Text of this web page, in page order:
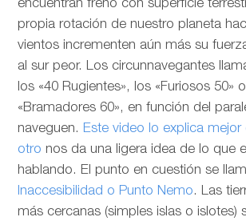
encuentran freno con superficie
propia rotación de nuestro planeta
vientos incrementen aún más su
al sur peor. Los circunnavegantes
los «40 Rugientes», los «Furiosos 50»
«Bramadores 60», en función del
naveguen. Este video lo explica mejor
otro nos da una ligera idea de lo que
hablando. El punto en cuestión se
Inaccesibilidad o Punto Nemo. Las
más cercanas (simples islas o islotes)